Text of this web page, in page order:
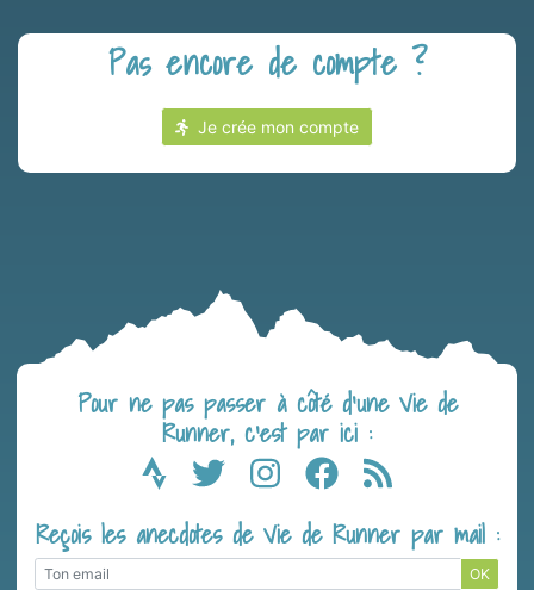
Pas encore de compte ?
Je crée mon compte
Pour ne pas passer à côté d’une Vie de
Runner, c’est par ici :
Reçois les anecdotes de Vie de Runner par mail :
OK